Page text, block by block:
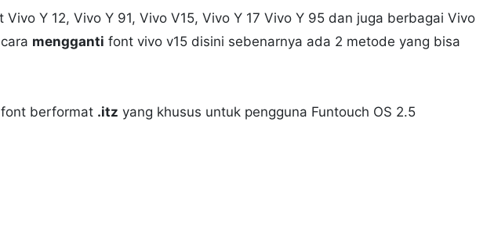
Vivo Y 12, Vivo Y 91, Vivo V15, Vivo Y 17 Vivo Y 95 dan juga berbagai Vivo
mengganti font vivo v15 disini sebenarnya ada 2 metode yang bisa
berformat .itz yang khusus untuk pengguna Funtouch OS 2.5